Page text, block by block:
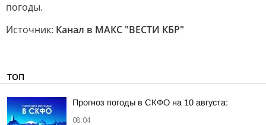
погоды.
Источник: Канал в МАКС "ВЕСТИ КБР"
ТОП
Прогноз погоды в СКФО на 10 августа:
08:04